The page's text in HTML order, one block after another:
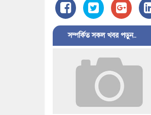
সম্পর্কিত সকল খবর পড়ুন..